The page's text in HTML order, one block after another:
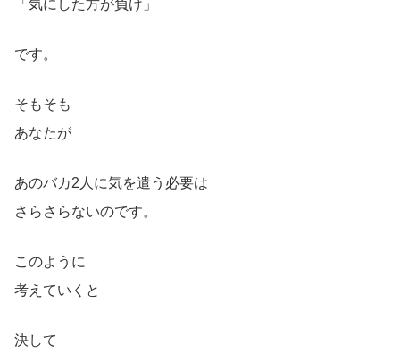
「気にした方が負け」
です。
そもそも
あなたが
あのバカ2人に気を遣う必要は
さらさらないのです。
このように
考えていくと
決して